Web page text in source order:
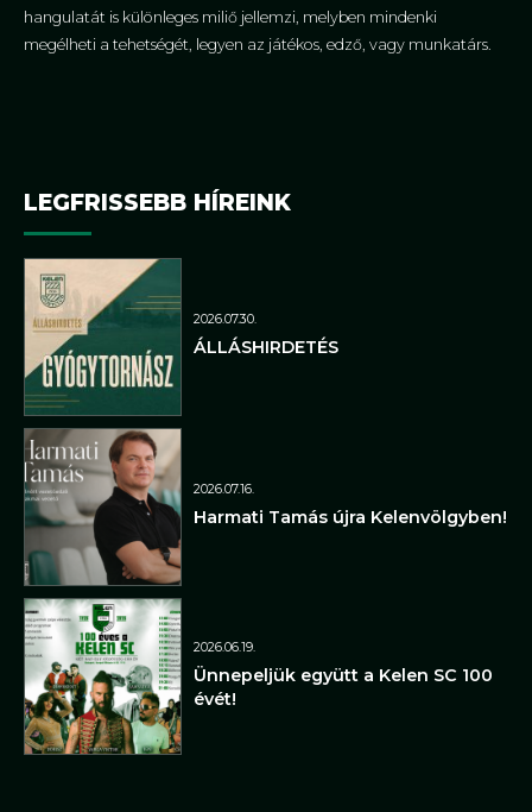
hangulatát is különleges miliő jellemzi, melyben mindenki
megélheti a tehetségét, legyen az játékos, edző, vagy munkatárs.
LEGFRISSEBB HÍREINK
2026.07.30.
ÁLLÁSHIRDETÉS
2026.07.16.
Harmati Tamás újra Kelenvölgyben!
2026.06.19.
Ünnepeljük együtt a Kelen SC 100
évét!